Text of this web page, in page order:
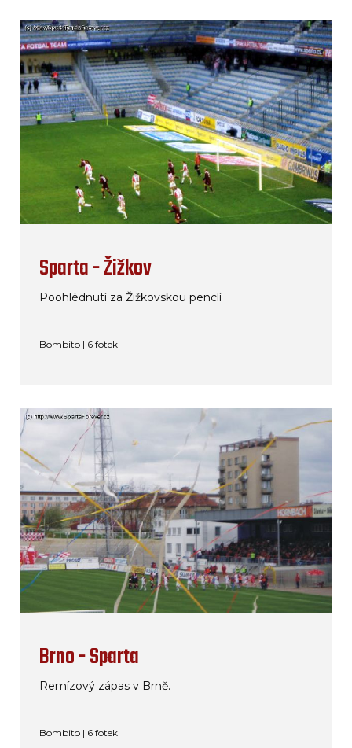
Sparta - Žižkov
Poohlédnutí za Žižkovskou penclí
Bombito | 6 fotek
Brno - Sparta
Remízový zápas v Brně.
Bombito | 6 fotek